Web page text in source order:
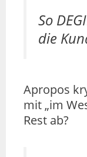
So
die
Apropos
mit „im
Rest ab?